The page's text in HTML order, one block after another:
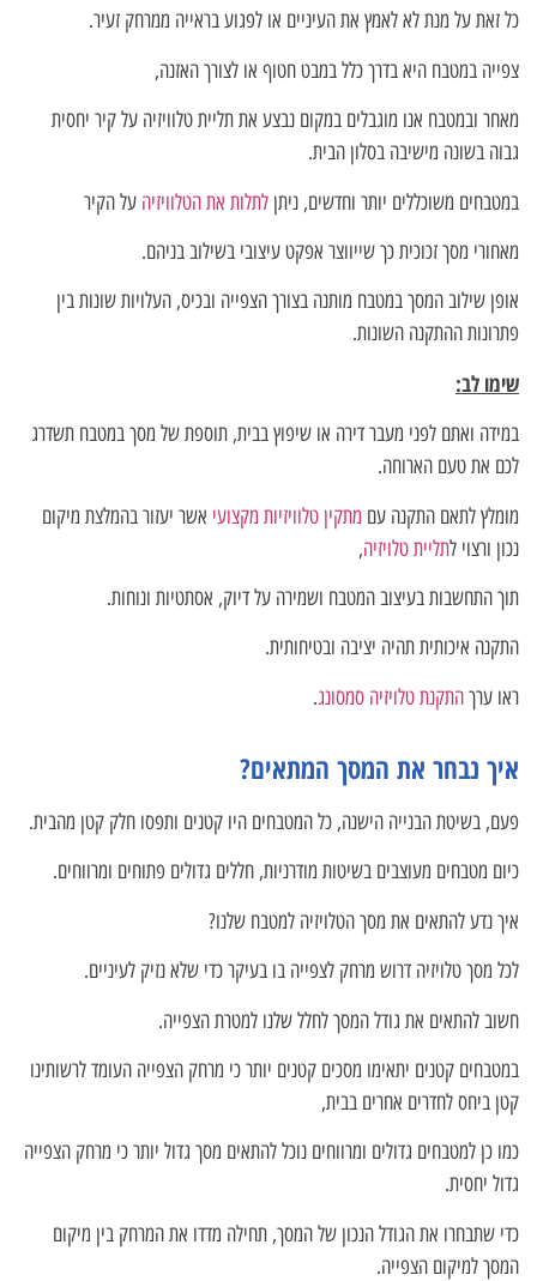
כל זאת על מנת לא לאמץ את העיניים או לפגוע בראייה ממרחק זעיר.
צפייה במטבח היא בדרך כלל במבט חטוף או לצורך האזנה,
מאחר ובמטבח אנו מוגבלים במקום נבצע את תליית טלוויזיה על קיר יחסית
גבוה בשונה מישיבה בסלון הבית.
במטבחים משוכללים יותר וחדשים, ניתן לתלות את הטלוויזיה על הקיר
מאחורי מסך זכוכית כך שייווצר אפקט עיצובי בשילוב בניהם.
אופן שילוב המסך במטבח מותנה בצורך הצפייה ובכיס, העלויות שונות בין
פתרונות ההתקנה השונות.
שימו לב:
במידה ואתם לפני מעבר דירה או שיפוץ בבית, תוספת של מסך במטבח תשדרג
לכם את טעם הארוחה.
מומלץ לתאם התקנה עם מתקין טלוויזיות מקצועי אשר יעזור בהמלצת מיקום
נכון ורצוי לתליית טלויזיה,
תוך התחשבות בעיצוב המטבח ושמירה על דיוק, אסתטיות ונוחות.
התקנה איכותית תהיה יציבה ובטיחותית.
ראו ערךהתקנת טלויזיה סמסונג.
איך נבחר את המסך המתאים?
פעם, בשיטת הבנייה הישנה, כל המטבחים היו קטנים ותפסו חלק קטן מהבית.
כיום מטבחים מעוצבים בשיטות מודרניות, חללים גדולים פתוחים ומרווחים.
איך נדע להתאים את מסך הטלויזיה למטבח שלנו?
לכל מסך טלויזיה דרוש מרחק לצפייה בו בעיקר כדי שלא נזיק לעיניים.
חשוב להתאים את גודל המסך לחלל שלנו למטרת הצפייה.
במטבחים קטנים יתאימו מסכים קטנים יותר כי מרחק הצפייה העומד לרשותינו
קטן ביחס לחדרים אחרים בבית,
כמו כן למטבחים גדולים ומרווחים נוכל להתאים מסך גדול יותר כי מרחק הצפייה
גדול יחסית.
כדי שתבחרו את הגודל הנכון של המסך, תחילה מדדו את המרחק בין מיקום
המסך למיקום הצפייה.